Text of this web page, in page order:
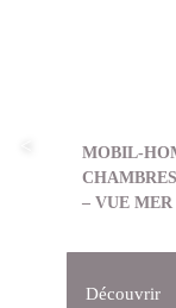
MOBIL-
– VUE MER
Découvrir